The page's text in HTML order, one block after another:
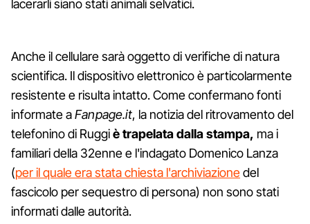
lacerarli siano stati animali selvatici.
Anche il cellulare sarà oggetto di verifiche di natura
scientifica. Il dispositivo elettronico è particolarmente
resistente e risulta intatto. Come confermano fonti
informate aFanpage.it, la notizia del ritrovamento del
telefonino di Ruggiè trapelata dalla stampa, ma i
familiari della 32enne e l'indagato Domenico Lanza
(per il quale era stata chiesta l'archiviazionedel
fascicolo per sequestro di persona) non sono stati
informati dalle autorità.